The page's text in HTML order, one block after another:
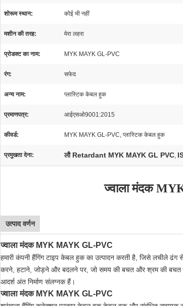
शोरूम स्थान: कोई भी नहीं
मशीन की तरह: मेरा लहरा
प्रोडक्ट का नाम: MYK MAYK GL-PVC
रंग: सफेद
अन्य नाम: प्लास्टिक केबल हुक
प्रमाणपत्र: आईएसओ9001:2015
कीवर्ड: MYK MAYK GL-PVC, प्लास्टिक केबल हुक
प्रमुखता देना: लौ Retardant MYK MAYK GL PVC,
ज्वाला मंदक
उत्पाद वर्णन
ज्वाला मंदक MYK MAYK GL-PVC
हमारी कंपनी हैंगिंग टाइप केबल हुक का उत्पादन करती है, जिसे लचीले
करने, हटाने, जोड़ने और बदलने पर, जो समय की बचत और श्रम की बचत
आदर्श अंत निर्माण संलग्नक हैं।
ज्वाला मंदक MYK MAYK GL-PVC